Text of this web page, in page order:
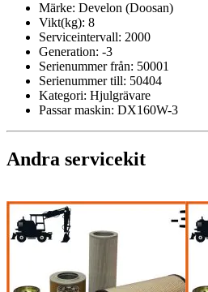
Märke: Develon (Doosan)
Vikt(kg): 8
Serviceintervall: 2000
Generation: -3
Serienummer från: 50001
Serienummer till: 50404
Kategori: Hjulgrävare
Passar maskin: DX160W-3
Andra servicekit